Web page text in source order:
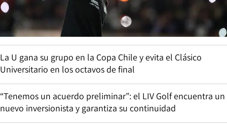
La U gana su grupo en la Copa Chile y evita el Clásico
Universitario en los octavos de final
“Tenemos un acuerdo preliminar”: el LIV Golf encuentra un
nuevo inversionista y garantiza su continuidad